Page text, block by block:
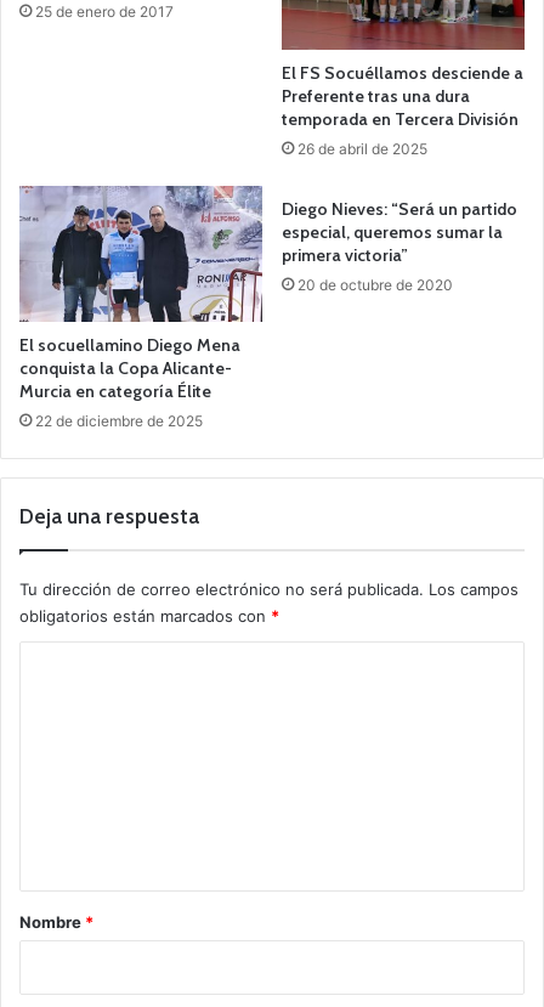
25 de enero de 2017
El FS Socuéllamos desciende a
Preferente tras una dura
temporada en Tercera División
26 de abril de 2025
El socuellamino Diego Mena
conquista la Copa Alicante-
Murcia en categoría Élite
22 de diciembre de 2025
Diego Nieves: “Será un partido
especial, queremos sumar la
primera victoria”
20 de octubre de 2020
Deja una respuesta
Tu dirección de correo electrónico no será publicada. Los campos
obligatorios están marcados con *
r
Nombre *